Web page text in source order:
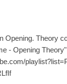
Opening. Theory
- Opening